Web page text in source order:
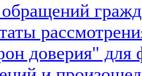
доверия" для